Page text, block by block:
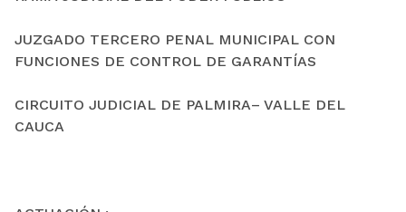
JUZGADO TERCERO PENAL MUNICIPAL CON
FUNCIONES DE CONTROL DE GARANTÍAS
CIRCUITO JUDICIAL DE PALMIRA– VALLE DEL
CAUCA